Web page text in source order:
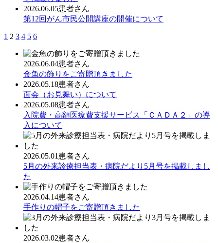
2026.06.05患者さん
第12回がん市民公開講座の開催について
1 2 3 4 5 6
2026.06.04患者さん
金魚の飾りをご寄贈頂きました
2026.05.18患者さん
面会（お見舞い）について
2026.05.08患者さん
入院費・高額医療費支援サービス「ＣＡＤＡ２」の導
入について
2026.05.01 患者さん
5月の外来診療担当表・病院だより5月号を掲載しまし
た
2026.04.14患者さん
手作りの帽子をご寄贈頂きました
2026.03.02患者さん